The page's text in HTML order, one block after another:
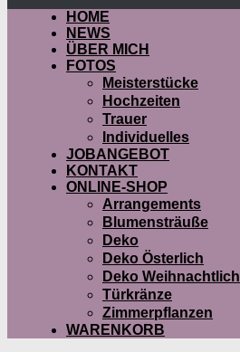
HOME
NEWS
ÜBER MICH
FOTOS
Meisterstücke
Hochzeiten
Trauer
Individuelles
JOBANGEBOT
KONTAKT
ONLINE-SHOP
Arrangements
Blumensträuße
Deko
Deko Österlich
Deko Weihnachtlich
Türkränze
Zimmerpflanzen
WARENKORB